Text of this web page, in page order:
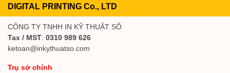
DIGITAL PRINTING Co., LTD
CÔNG TY TNHH IN KỸ THUẬT SỐ
Tax / MST: 0310 989 626
ketoan@inkythuatso.com
Trụ sở chính